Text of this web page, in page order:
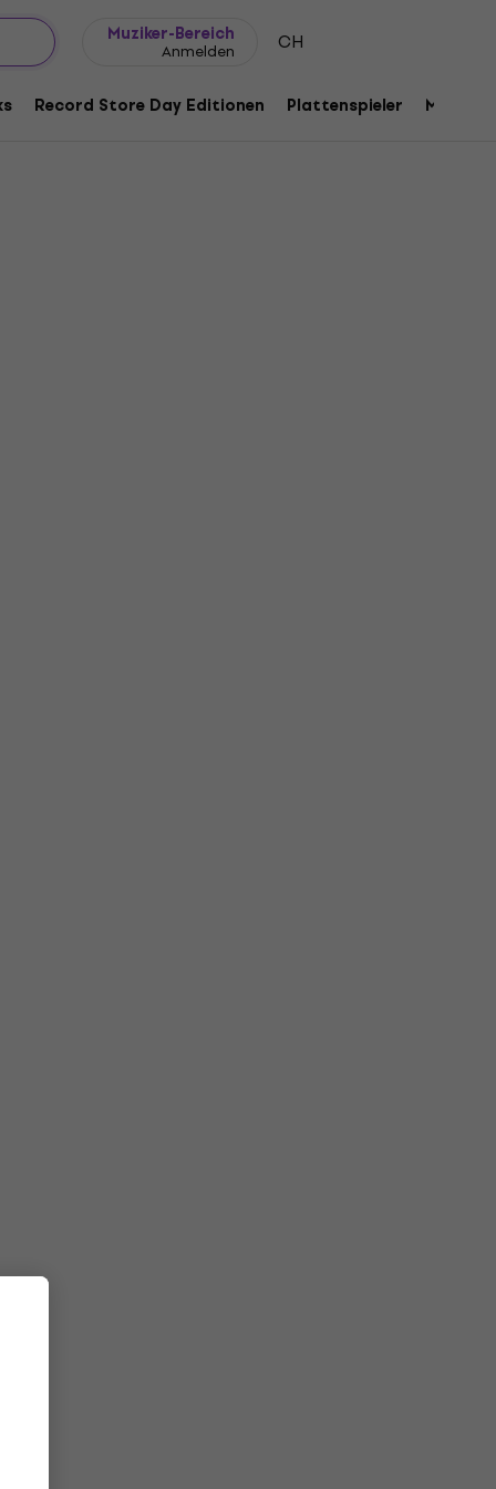
Muziker-Bereich
Anmelden CH
Record Store Day Editionen Plattenspieler Musik